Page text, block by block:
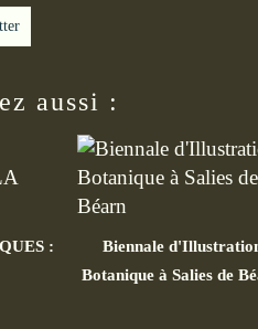
aussi :
:
Biennale
Botanique à Salies de